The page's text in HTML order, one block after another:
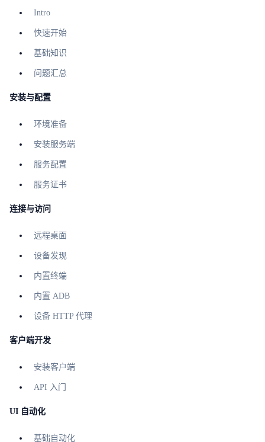
Intro
快速开始
基础知识
问题汇总
安装与配置
环境准备
安装服务端
服务配置
服务证书
连接与访问
远程桌面
设备发现
内置终端
内置 ADB
设备 HTTP 代理
客户端开发
安装客户端
API 入门
UI 自动化
基础自动化